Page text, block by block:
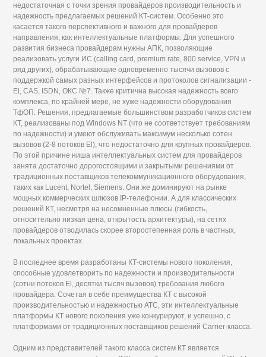
недостаточная с точки зрения провайдеров производительность и
надежность предлагаемых решений КТ-систем. Особенно это
касается такого перспективного и важного для провайдеров
направления, как интеллектуальные платформы. Для успешного
развития бизнеса провайдерам нужны АПК, позволяющие
реализовать услуги ИС (calling card, premium rate, 800 service, VPN и
ряд других), обрабатывающие одновременно тысячи вызовов с
поддержкой самых разных интерфейсов и протоколов сигнализации -
El, CAS, ISDN, ОКС №7. Также критична высокая надежность всего
комплекса, по крайней мере, не хуже надежности оборудования
ТфОП. Решения, предлагаемые большинством разработчиков систем
КТ, реализованы под Windows NT (что не соответствует требованиям
по надежности) и умеют обслуживать максимум несколько сотен
вызовов (2-8 потоков El), что недостаточно для крупных провайдеров.
По этой причине ниша интеллектуальных систем для провайдеров
занята достаточно дорогостоящими и закрытыми решениями от
традиционных поставщиков телекоммуникационного оборудования,
таких как Lucent, Nortel, Siemens. Они же доминируют на рынке
мощных коммерческих шлюзов IP-телефонии. А для классических
решений КТ, несмотря на несомненные плюсы (гибкость,
относительно низкая цена, открытость архитектуры), на сетях
провайдеров отводилась скорее второстепенная роль в частных,
локальных проектах.
В последнее время разработаны КТ-системы нового поколения,
способные удовлетворить по надежности и производительности
(сотни потоков El, десятки тысяч вызовов) требования любого
провайдера. Сочетая в себе преимущества КТ с высокой
производительностью и надежностью АТС, эти интеллектуальные
платформы КТ нового поколения уже конкурируют, и успешно, с
платформами от традиционных поставщиков решений Carrier-класса.
Одним из представителей такого класса систем КТ является